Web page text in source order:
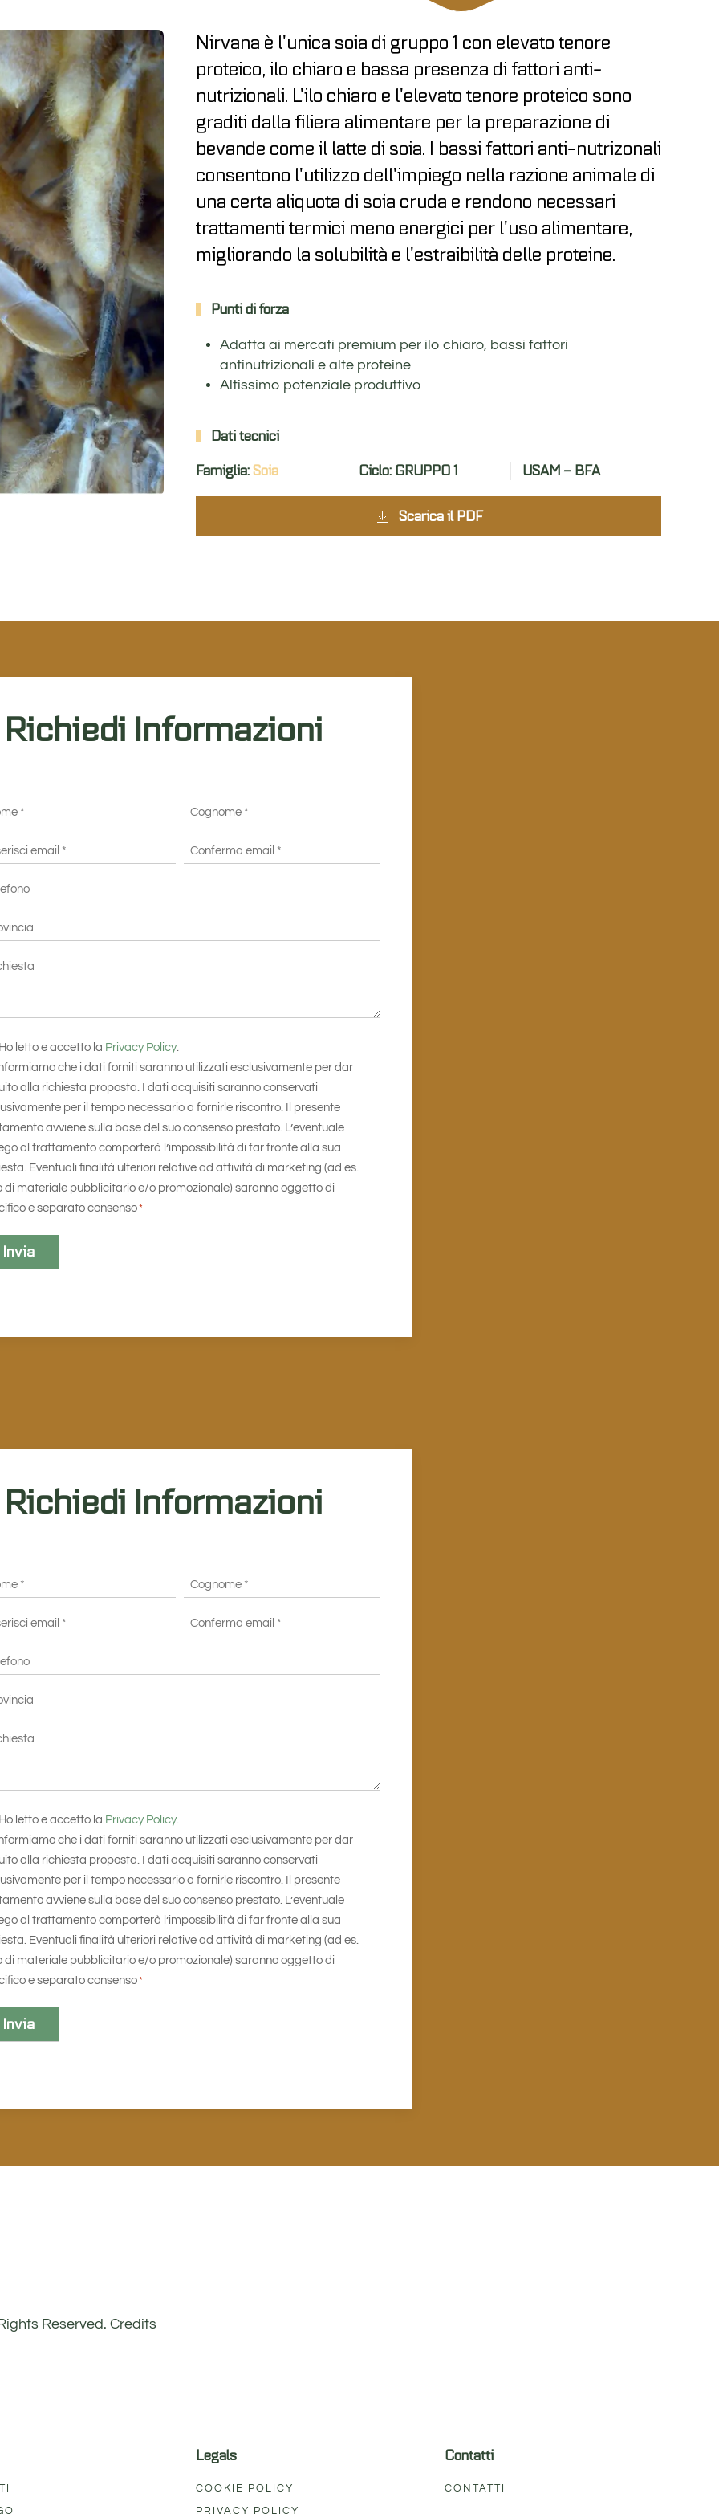
Nirvana è l’unica soia di gruppo 1 con elevato tenore
proteico, ilo chiaro e bassa presenza di fattori anti-
nutrizionali. L’ilo chiaro e l’elevato tenore proteico sono
graditi dalla filiera alimentare per la preparazione di
bevande come il latte di soia. I bassi fattori anti-nutrizonali
consentono l’utilizzo dell’impiego nella razione animale di
una certa aliquota di soia cruda e rendono necessari
trattamenti termici meno energici per l’uso alimentare,
migliorando la solubilità e l’estraibilità delle proteine.
Punti di forza
Adatta ai mercati premium per ilo chiaro, bassi fattori
antinutrizionali e alte proteine
Altissimo potenziale produttivo
Dati tecnici
Famiglia:Soia Ciclo: GRUPPO 1 USAM – BFA
Scarica il PDF
Richiedi Informazioni
Cognome
*
Ho letto e accetto la Privacy Policy.
che i dati forniti saranno utilizzati esclusivamente per dar
alla richiesta proposta. I dati acquisiti saranno conservati
per il tempo necessario a fornirle riscontro. Il presente
avviene sulla base del suo consenso prestato. L’eventuale
al trattamento comporterà l’impossibilità di far fronte alla sua
Eventuali finalità ulteriori relative ad attività di marketing (ad es.
di materiale pubblicitario e/o promozionale) saranno oggetto di
e separato consenso*
Richiedi Informazioni
Cognome
*
Ho letto e accetto la Privacy Policy.
che i dati forniti saranno utilizzati esclusivamente per dar
alla richiesta proposta. I dati acquisiti saranno conservati
per il tempo necessario a fornirle riscontro. Il presente
avviene sulla base del suo consenso prestato. L’eventuale
al trattamento comporterà l’impossibilità di far fronte alla sua
Eventuali finalità ulteriori relative ad attività di marketing (ad es.
di materiale pubblicitario e/o promozionale) saranno oggetto di
e separato consenso*
Reserved. Credits
Legals
COOKIE POLICY
PRIVACY POLICY
Contatti
CONTATTI